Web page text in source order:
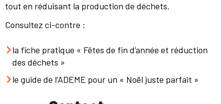
tout en réduisant la production de déchets.
Consultez ci-contre :
la fiche pratique « Fêtes de fin d’année et réduction
des déchets »
le guide de l’ADEME pour un « Noël juste parfait »